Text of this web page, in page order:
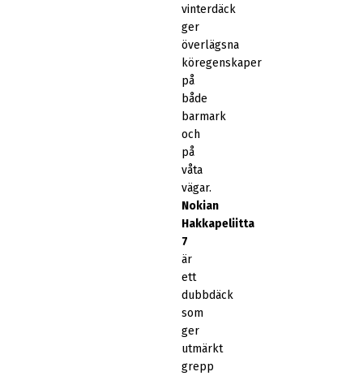
vinterdäck
ger
överlägsna
köregenskaper
på
både
barmark
och
på
våta
vägar.
Nokian
Hakkapeliitta
7
är
ett
dubbdäck
som
ger
utmärkt
grepp